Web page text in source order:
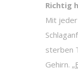
Richtig
Mit
sterben
Gehirn. „